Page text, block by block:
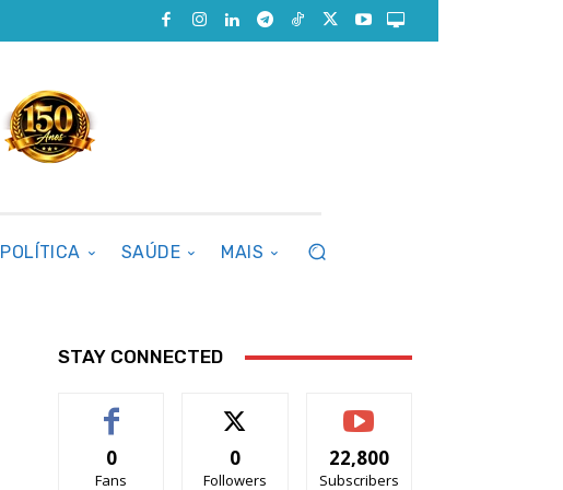
POLÍTICA SAÚDE MAIS
STAY CONNECTED
0
Fans
0
Followers
22,800
Subscribers